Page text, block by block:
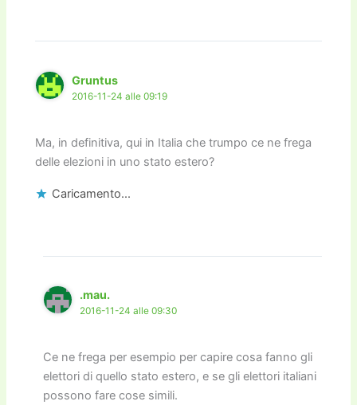
Gruntus
2016-11-24 alle 09:19
Ma, in definitiva, qui in Italia che trumpo ce ne frega
delle elezioni in uno stato estero?
Caricamento...
.mau.
2016-11-24 alle 09:30
Ce ne frega per esempio per capire cosa fanno gli
elettori di quello stato estero, e se gli elettori italiani
possono fare cose simili.